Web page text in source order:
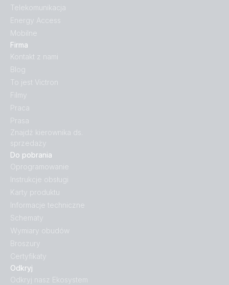
Odkryj
Odkryj nasz Ekosystem
Do pobrania
Oprogramowanie
Instrukcje obsługi
Karty produktu
Informacje techniczne
Schematy
Wymiary obudów
Broszury
Certyfikaty
Telekomunikacja
Energy Access
Mobilne
Firma
Kontakt z nami
Blog
To jest Victron
Filmy
Praca
Prasa
Znajdź kierownika ds.
sprzedaży